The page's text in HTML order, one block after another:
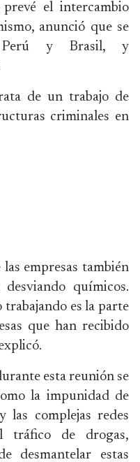
el intercambio
anunció que se
Perú y Brasil, y
de un trabajo de
criminales en
empresas también
químicos.
trabajando es la parte
que han recibido
esta reunión se
la impunidad de
las complejas redes
tráfico de drogas,
desmantelar estas